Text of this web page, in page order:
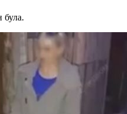
була.